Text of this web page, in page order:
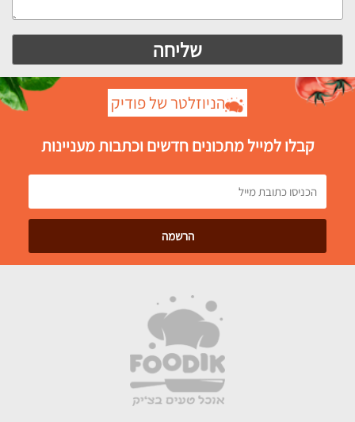
הניוזלטר של פודיק
קבלו למייל מתכונים חדשים וכתבות מעניינות